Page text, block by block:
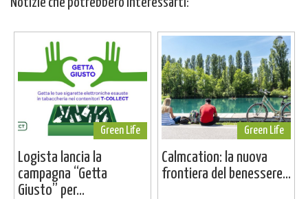
Notizie che potrebbero interessarti:
Green Life
Logista lancia la
campagna “Getta
Giusto” per...
Green Life
Calmcation: la nuova
frontiera del benessere...